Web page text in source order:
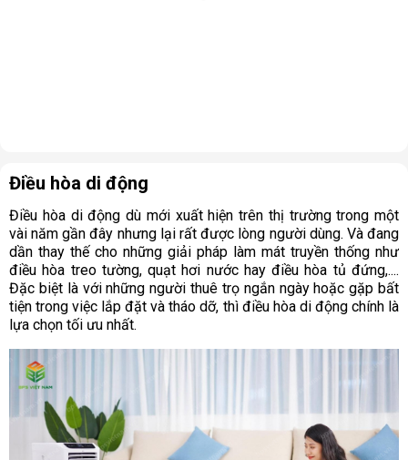
Điều hòa di động
Điều hòa di động dù mới xuất hiện trên thị trường trong một
vài năm gần đây nhưng lại rất được lòng người dùng. Và đang
dần thay thế cho những giải pháp làm mát truyền thống như
điều hòa treo tường, quạt hơi nước hay điều hòa tủ đứng,....
Đặc biệt là với những người thuê trọ ngắn ngày hoặc gặp bất
tiện trong việc lắp đặt và tháo dỡ, thì điều hòa di động chính là
lựa chọn tối ưu nhất.